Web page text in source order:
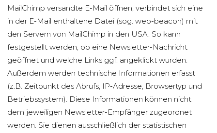
MailChimp versandte E-Mail öffnen, verbindet sich eine
in der E-Mail enthaltene Datei (sog. web-beacon) mit
den Servern von MailChimp in den USA. So kann
festgestellt werden, ob eine Newsletter-Nachricht
geöffnet und welche Links ggf. angeklickt wurden.
Außerdem werden technische Informationen erfasst
(z.B. Zeitpunkt des Abrufs, IP-Adresse, Browsertyp und
Betriebssystem). Diese Informationen können nicht
dem jeweiligen Newsletter-Empfänger zugeordnet
werden. Sie dienen ausschließlich der statistischen